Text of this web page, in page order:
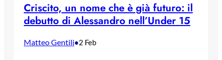
Criscito, un nome che è già futuro: il
debutto di Alessandro nell’Under 15
Matteo Gentili•2 Feb